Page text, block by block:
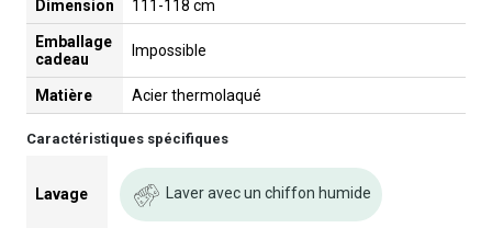
Dimension 111-118 cm
Emballage
cadeau
Impossible
Matière Acier thermolaqué
Caractéristiques spécifiques
Lavage Laver avec un chiffon humide